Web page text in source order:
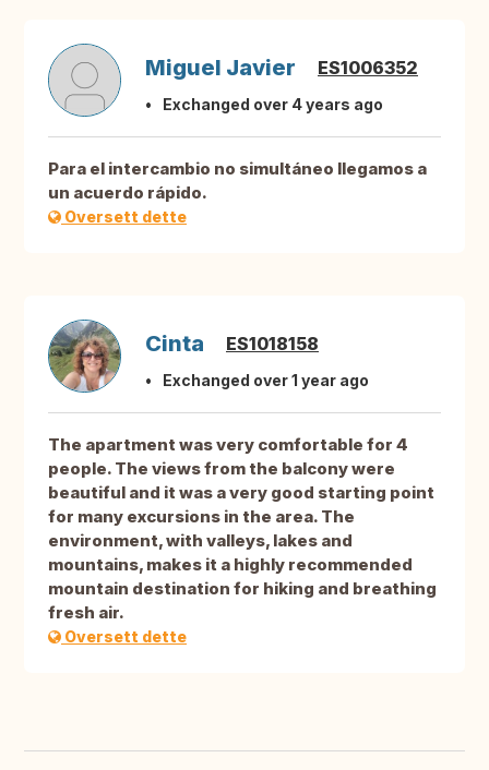
Miguel Javier ES1006352
Exchanged over 4 years ago
Para el intercambio no simultáneo llegamos a
un acuerdo rápido.
Oversett dette
Cinta ES1018158
Exchanged over 1 year ago
The apartment was very comfortable for 4
people. The views from the balcony were
beautiful and it was a very good starting point
for many excursions in the area. The
environment, with valleys, lakes and
mountains, makes it a highly recommended
mountain destination for hiking and breathing
fresh air.
Oversett dette